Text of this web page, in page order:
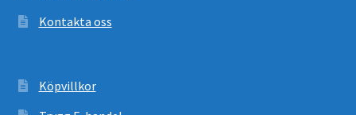
Kontakta oss
Köpvillkor